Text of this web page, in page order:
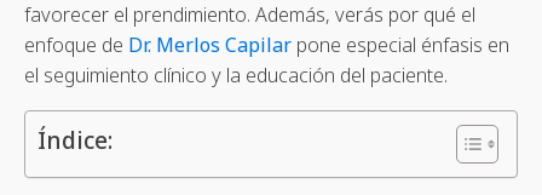
favorecer el prendimiento. Además, verás por qué el
enfoque de Dr. Merlos Capilar pone especial énfasis en
el seguimiento clínico y la educación del paciente.
Índice: